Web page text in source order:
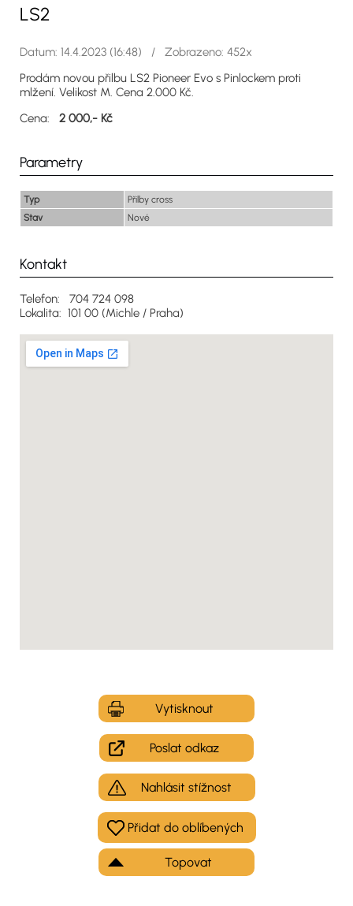
LS2
Datum: 14.4.2023 (16:48) / Zobrazeno: 452x
Prodám novou přilbu LS2 Pioneer Evo s Pinlockem proti
mlžení. Velikost M. Cena 2.000 Kč.
Cena: 2 000,- Kč
Parametry
Typ
Přilby cross
Stav
Nové
Kontakt
Telefon: 704 724 098
Lokalita: 101 00 (Michle / Praha)
Vytisknout
Poslat odkaz
Nahlásit stížnost
Topovat